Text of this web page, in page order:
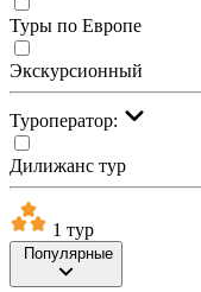
Туры по Европе
Экскурсионный
Туроператор:
Дилижанс тур
1 тур
Популярные